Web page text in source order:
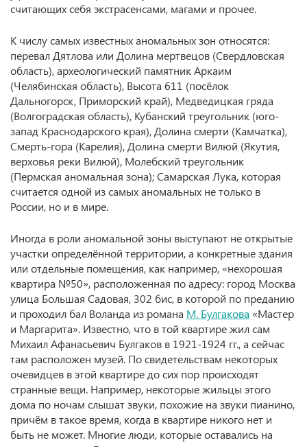
считающих себя экстрасенсами, магами и прочее.
К числу самых известных аномальных зон относятся:
перевал Дятлова или Долина мертвецов (Свердловская
область), археологический памятник Аркаим
(Челябинская область), Высота 611 (посёлок
Дальногорск, Приморский край), Медведицкая гряда
(Волгоградская область), Кубанский треугольник (юго-
запад Краснодарского края), Долина смерти (Камчатка),
Смерть-гора (Карелия), Долина смерти Вилюй (Якутия,
верховья реки Вилюй), Молебский треугольник
(Пермская аномальная зона); Самарская Лука, которая
считается одной из самых аномальных не только в
России, но и в мире.
Иногда в роли аномальной зоны выступают не открытые
участки определённой территории, а конкретные здания
или отдельные помещения, как например, «нехорошая
квартира №50», расположенная по адресу: город Москва
улица Большая Садовая, 302 бис, в которой по преданию
и проходил бал Воланда из романа М. Булгакова «Мастер
и Маргарита». Известно, что в той квартире жил сам
Михаил Афанасьевич Булгаков в 1921-1924 гг., а сейчас
там расположен музей. По свидетельствам некоторых
очевидцев в этой квартире до сих пор происходят
странные вещи. Например, некоторые жильцы этого
дома по ночам слышат звуки, похожие на звуки пианино,
причём в такое время, когда в квартире никого нет и
быть не может. Многие люди, которые оставались на